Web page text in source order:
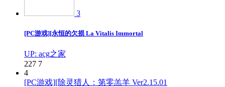
3
[PC游戏][永恒的欠损 La Vitalis Immortal
UP: acg之家
227 7
4
[PC游戏][除灵猎人：第零羔羊 Ver2.15.01